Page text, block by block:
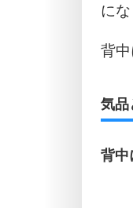
に
背
気品
背中